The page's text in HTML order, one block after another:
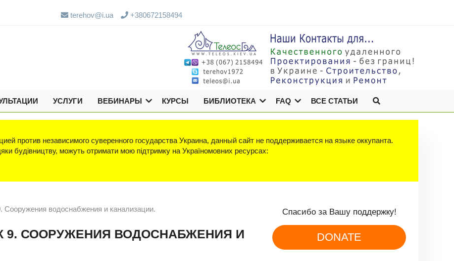
terehov@i.ua +380672158494
УСЛУГИ ВЕБИНАРЫ КУРСЫ БИБЛИОТЕКА FAQ ВСЕ СТАТЬИ
против независимого суверенного государства Украина, данный сайт не поддерживается на языке оккупанта.
будівництву, можуть отримати мою підтримку на Україномовних ресурсах:
водоснабжения и канализации.
9. СООРУЖЕНИЯ ВОДОСНАБЖЕНИЯ И
Спасибо за Вашу поддержку!
DONATE